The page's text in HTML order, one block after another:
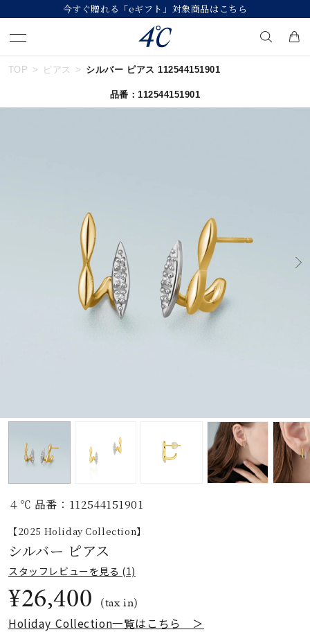
【価格改定のお知らせ 8月17日(月)よ
キーワードで検索する
すべてのジュエリー
誕生石
ファッションテイス
ト
着用シーン
TOP ピアス シルバー ピアス 112544151901
品番：112544151901
４℃ 品番：112544151901
【2025 Holiday Collection】
シルバー ピアス
スタッフレビューを見る (1)
¥26,400 (tax in)
Holiday Collection一覧はこちら ＞